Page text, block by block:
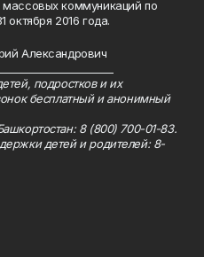
массовых коммуникаций по
октября 2016 года.
Александрович
подростков и их
бесплатный и анонимный
8 (800) 700-01-83.
детей и родителей: 8-